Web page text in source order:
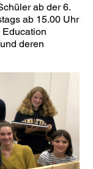
ab der 6.
ab 15.00 Uhr
Education
deren